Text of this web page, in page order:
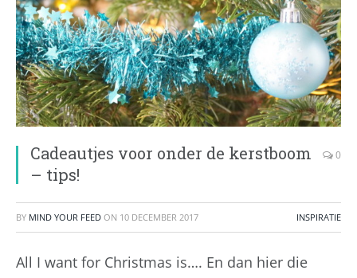
Cadeautjes voor onder de kerstboom
– tips!
0
BY MIND YOUR FEED ON 10 DECEMBER 2017 INSPIRATIE
All I want for Christmas is…. En dan hier die